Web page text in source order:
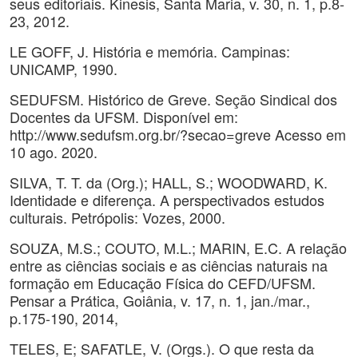
23, 2012.
LE GOFF, J. História e memória. Campinas:
UNICAMP, 1990.
SEDUFSM. Histórico de Greve. Seção Sindical dos
Docentes da UFSM. Disponível em:
http://www.sedufsm.org.br/?secao=greve Acesso em
10 ago. 2020.
SILVA, T. T. da (Org.); HALL, S.; WOODWARD, K.
Identidade e diferença. A perspectivados estudos
culturais. Petrópolis: Vozes, 2000.
SOUZA, M.S.; COUTO, M.L.; MARIN, E.C. A relação
entre as ciências sociais e as ciências naturais na
formação em Educação Física do CEFD/UFSM.
Pensar a Prática, Goiânia, v. 17, n. 1, jan./mar.,
p.175-190, 2014,
TELES, E; SAFATLE, V. (Orgs.). O que resta da